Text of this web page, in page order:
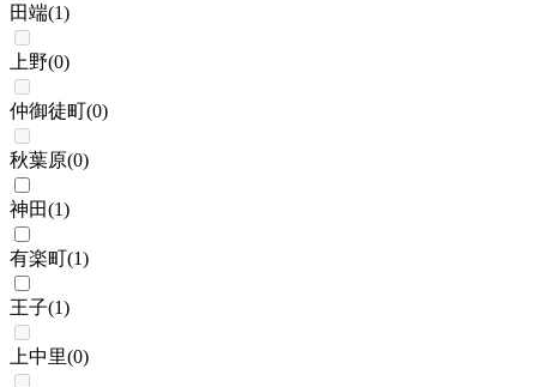
田端(1)
上野(0)
仲御徒町(0)
秋葉原(0)
神田(1)
有楽町(1)
王子(1)
上中里(0)